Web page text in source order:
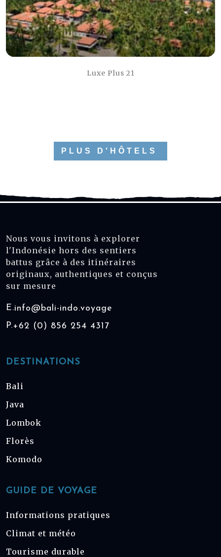
Luxe Plus 21
PLUS D'HÔTELS
Nous vous invitons à explorer
l'Indonésie hors des sentiers
battus grâce à des itinéraires
originaux, authentiques et conçus
sur mesure
E.info@bali-indo.voyage
P.+62 (0) 856 254 4317
DESTINATIONS
Bali
Java
Lombok
Florès
Komodo
GUIDE DE VOYAGE
Informations pratiques
Climat et météo
Tourisme durable